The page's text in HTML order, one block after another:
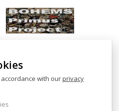
with ourprivacy